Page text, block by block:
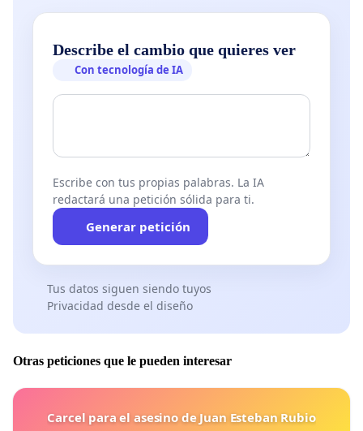
Describe el cambio que quieres ver
Con tecnología de IA
Escribe con tus propias palabras. La IA
redactará una petición sólida para ti.
Generar petición
Tus datos siguen siendo tuyos
Privacidad desde el diseño
Otras peticiones que le pueden interesar
Carcel para el asesino de Juan Esteban Rubio